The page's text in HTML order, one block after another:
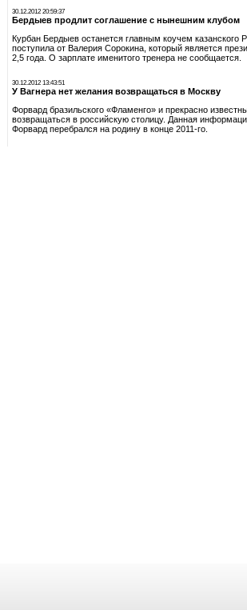
30.12.2012 20:59:37
Бердыев продлит соглашение с нынешним клубом
Курбан Бердыев останется главным коучем
поступила от Валерия Сорокина, который является
2,5 года. О зарплате именитого тренера не сообщается.
30.12.2012 13:43:51
У Вагнера нет желания возвращаться в Москву
Форвард бразильского «Фламенго» и прекрасно
возвращаться в российскую столицу. Данная
Форвард перебрался на родину в конце 2011-го.